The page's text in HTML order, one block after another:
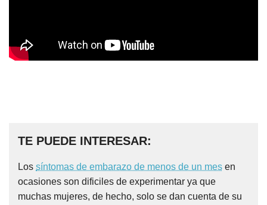
TE PUEDE INTERESAR:
Los síntomas de embarazo de menos de un mes en
ocasiones son dificiles de experimentar ya que
muchas mujeres, de hecho, solo se dan cuenta de su